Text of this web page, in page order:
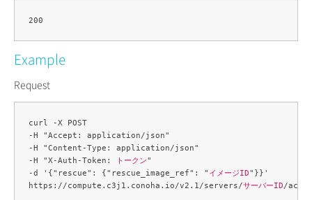
Example
Request
curl -X POST
-H "Accept: application/json"
-H "Content-Type: application/json"
-H "X-Auth-Token:
トークン"
-d '{"rescue": {"rescue_image_ref": " イメージID"}}'
https://compute.c3j1.conoha.io/v2.1/servers/サーバーID